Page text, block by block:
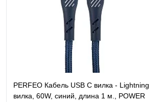
В избранное К сравнению
PERFEO Кабель USB C вилка - Lightning
вилка, 60W, синий, длина 1 м., POWER